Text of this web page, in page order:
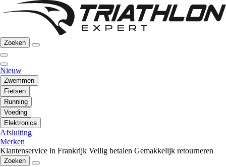
Zoeken
Nieuw
Zwemmen
Fietsen
Running
Voeding
Elektronica
Afsluiting
Merken
Klantenservice in Frankrijk Veilig betalen Gemakkelijk retourneren
Zoeken